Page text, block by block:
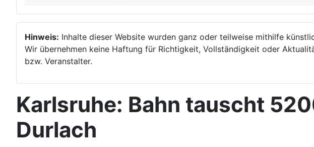
Hinweis: Inhalte dieser Website wurden ganz oder teilweise mithilfe
Wir übernehmen keine Haftung für Richtigkeit, Vollständigkeit oder
bzw. Veranstalter.
Karlsruhe: Bahn tauscht
Durlach